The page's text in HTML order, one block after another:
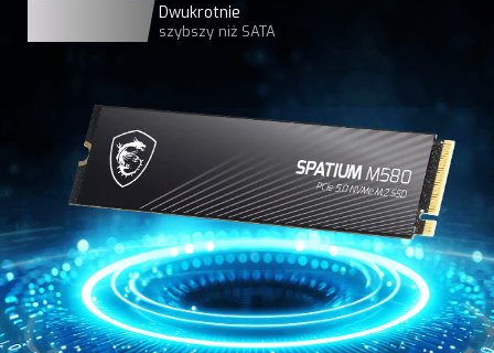
Dwukrotnie
szybszy niż SATA